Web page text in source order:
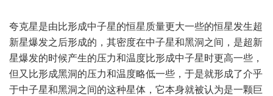
夸克星是由比形成中子星的恒星质量更大一些的恒星发生超
新星爆发之后形成的，其密度在中子星和黑洞之间，是超新
星爆发的时候产生的压力和温度比形成中子星时更高一些，
但又比形成黑洞的压力和温度略低一些，于是就形成了介乎
于中子星和黑洞之间的这种星体，它本身就被认为是一颗巨